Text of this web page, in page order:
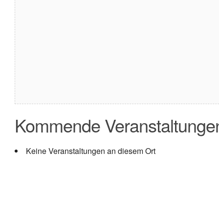
Kommende
Keine Veranstaltungen an diesem Ort